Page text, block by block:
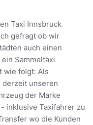
Taxi Innsbruck
gefragt ob wir
auch einen
Sammeltaxi
wie folgt: Als
derzeit unseren
der Marke
inklusive Taxifahrer zu
wo die Kunden